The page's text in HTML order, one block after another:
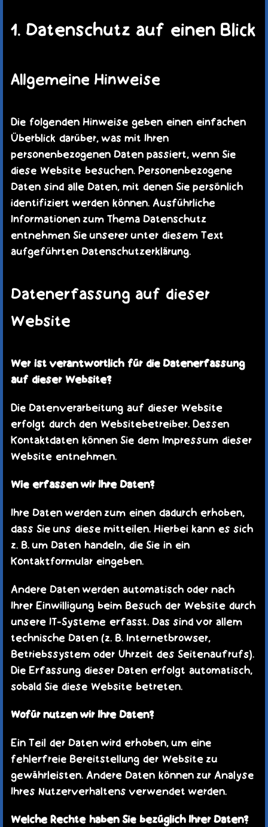
KAUFLADEN
KONTAKT
WARENKORB
1. Datenschutz auf einen Blick
Allgemeine Hinweise
Die folgenden Hinweise geben einen einfachen
Überblick darüber, was mit Ihren
personenbezogenen Daten passiert, wenn Sie
diese Website besuchen. Personenbezogene
Daten sind alle Daten, mit denen Sie persönlich
identifiziert werden können. Ausführliche
Informationen zum Thema Datenschutz
entnehmen Sie unserer unter diesem Text
aufgeführten Datenschutzerklärung.
Datenerfassung auf dieser
Website
Wer ist verantwortlich für die Datenerfassung
auf dieser Website?
Die Datenverarbeitung auf dieser Website
erfolgt durch den Websitebetreiber. Dessen
Kontaktdaten können Sie dem Impressum dieser
Website entnehmen.
Wie erfassen wir Ihre Daten?
Ihre Daten werden zum einen dadurch erhoben,
dass Sie uns diese mitteilen. Hierbei kann es sich
z. B. um Daten handeln, die Sie in ein
Kontaktformular eingeben.
Andere Daten werden automatisch oder nach
Ihrer Einwilligung beim Besuch der Website durch
unsere IT-Systeme erfasst. Das sind vor allem
technische Daten (z. B. Internetbrowser,
Betriebssystem oder Uhrzeit des Seitenaufrufs).
Die Erfassung dieser Daten erfolgt automatisch,
sobald Sie diese Website betreten.
Wofür nutzen wir Ihre Daten?
Ein Teil der Daten wird erhoben, um eine
fehlerfreie Bereitstellung der Website zu
gewährleisten. Andere Daten können zur Analyse
Ihres Nutzerverhaltens verwendet werden.
Welche Rechte haben Sie bezüglich Ihrer Daten?